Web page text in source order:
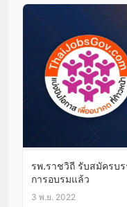
รพ.ราชวิถี รับสมัครบ
การอบรมแล้ว
3 พ.ย. 2022